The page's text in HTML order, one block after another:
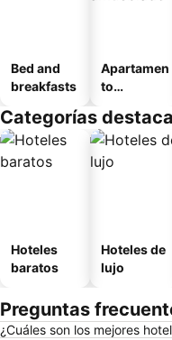
Bed and
breakfasts
Apartamen
to
o
Categorías
Hoteles
baratos
Hoteles de
lujo
Preguntas
¿Cuáles son los mejores